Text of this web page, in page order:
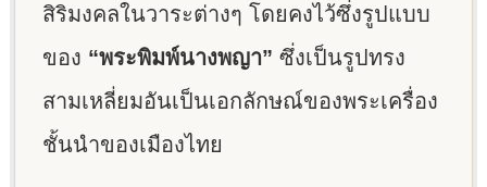
สิริมงคลในวาระต่างๆ โดยคงไว้ซึ่งรูปแบบ
ของ “พระพิมพ์นางพญา” ซึ่งเป็นรูปทรง
สามเหลี่ยมอันเป็นเอกลักษณ์ของพระเครื่อง
ชั้นนำของเมืองไทย